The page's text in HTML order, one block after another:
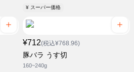
¥ スーパー価格
¥712(税込¥768.96)
豚バラ うす切
160~240g